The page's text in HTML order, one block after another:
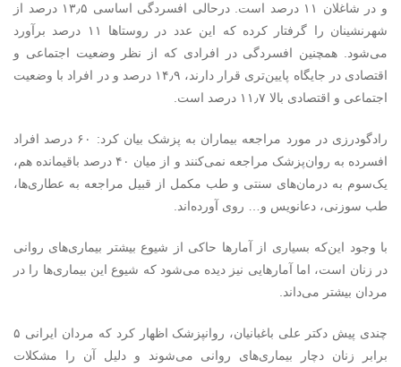
و در شاغلان ۱۱ درصد است. درحالی‌ افسردگی اساسی ۱۳٫۵ درصد از
شهرنشینان را گرفتار کرده که این عدد در روستاها ۱۱ درصد برآورد
می‌شود. همچنین افسردگی در افرادی که از نظر وضعیت اجتماعی و
اقتصادی در جایگاه پایین‌تری قرار دارند، ۱۴٫۹ درصد و در افراد با وضعیت
اجتماعی و اقتصادی بالا ۱۱٫۷ درصد است.
رادگودرزی در مورد مراجعه بیماران به پزشک بیان کرد: ۶۰ درصد افراد
افسرده به روان‌پزشک مراجعه نمی‌کنند و از میان ۴۰ درصد باقیمانده هم،
یک‌سوم به درمان‌های سنتی و طب مکمل از قبیل مراجعه به عطاری‌ها،
طب سوزنی، دعانویس و… روی آورده‌اند.
با وجود این‌که بسیاری از آمارها حاکی از شیوع بیشتر بیماری‌های روانی
در زنان است، اما آمارهایی نیز دیده می‌شود که شیوع این بیماری‌ها را در
مردان بیشتر می‌داند.
چندی پیش دکتر علی باغبانیان، روانپزشک اظهار کرد که مردان ایرانی ۵
برابر زنان دچار بیماری‌های روانی می‌شوند و دلیل آن را مشکلات